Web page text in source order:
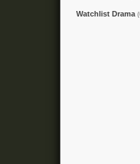
Watchlist Drama